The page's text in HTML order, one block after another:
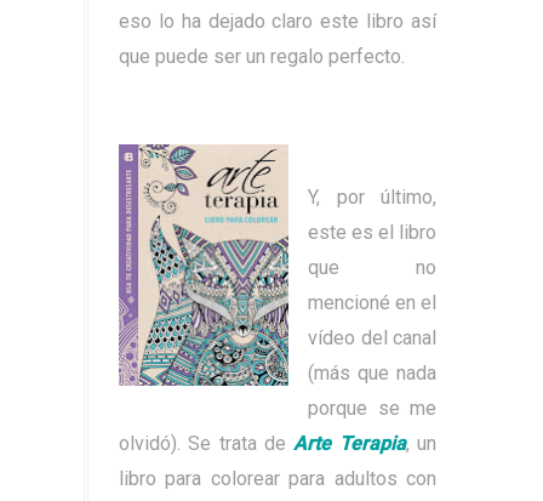
eso lo ha dejado claro este libro así
que puede ser un regalo perfecto.
Y, por último,
este es el libro
que no
mencioné en el
vídeo del canal
(más que nada
porque se me
olvidó). Se trata deArte Terapia, un
libro para colorear para adultos con